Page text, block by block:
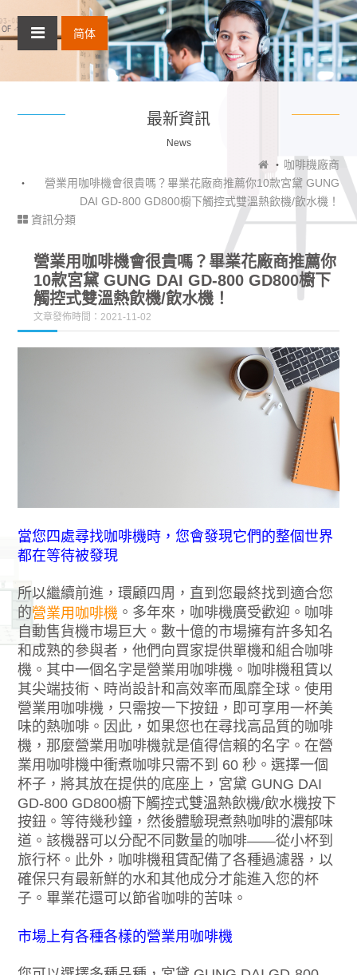
简体
最新資訊
News
咖啡機廠商
營業用咖啡機會很貴嗎？畢業花廠商推薦你10款宮黛 GUNG
DAI GD-800 GD800櫥下觸控式雙溫熱飲機/飲水機！
資訊分類
營業用咖啡機會很貴嗎？畢業花廠商推薦你
10款宮黛 GUNG DAI GD-800 GD800櫥下
觸控式雙溫熱飲機/飲水機！
文章發佈時間：2021-11-02
當您四處尋找咖啡機時，您會發現它們的整個世界
都在等待被發現
所以繼續前進，環顧四周，直到您最終找到適合您
的營業用咖啡機 。多年來，咖啡機廣受歡迎。咖啡
自動售貨機市場巨大。數十億的市場擁有許多知名
和成熟的參與者，他們向買家提供單機和組合咖啡
機。其中一個名字是營業用咖啡機。咖啡機租賃以
其尖端技術、時尚設計和高效率而風靡全球。使用
營業用咖啡機，只需按一下按鈕，即可享用一杯美
味的熱咖啡。因此，如果您也在尋找高品質的咖啡
機，那麼營業用咖啡機就是值得信賴的名字。在營
業用咖啡機中衝煮咖啡只需不到 60 秒。選擇一個
杯子，將其放在提供的底座上，宮黛 GUNG DAI
GD-800 GD800櫥下觸控式雙溫熱飲機/飲水機按下
按鈕。等待幾秒鐘，然後體驗現煮熱咖啡的濃郁味
道。該機器可以分配不同數量的咖啡——從小杯到
旅行杯。此外，咖啡機租賃配備了各種過濾器，以
確保只有最新鮮的水和其他成分才能進入您的杯
子。畢業花還可以節省咖啡的苦味。
市場上有各種各樣的營業用咖啡機